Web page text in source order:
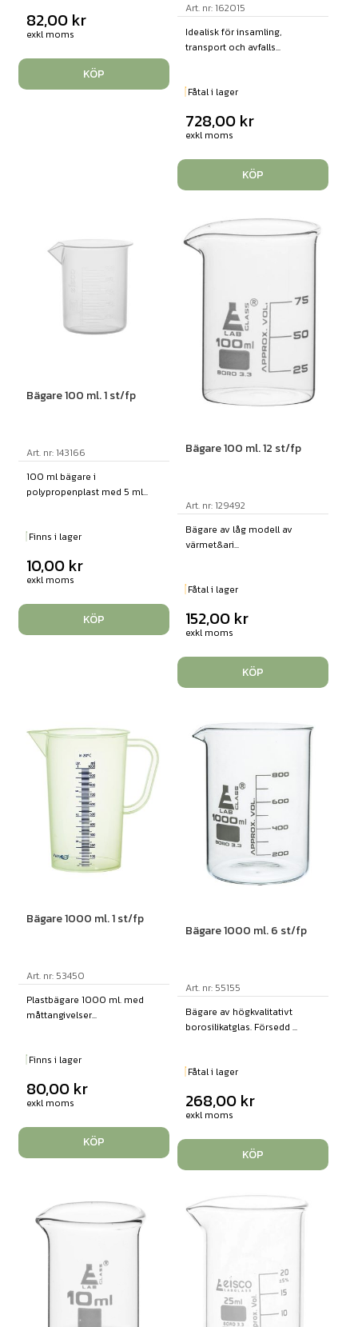
82,00 kr
exkl moms
KÖP
Art. nr: 162015
Idealisk för insamling,
transport och avfalls...
Fåtal i lager
728,00 kr
exkl moms
KÖP
Bägare 100 ml. 1 st/fp
Art. nr: 143166
100 ml bägare i
polypropenplast med 5 ml...
Finns i lager
10,00 kr
exkl moms
KÖP
Bägare 100 ml. 12 st/fp
Art. nr: 129492
Bägare av låg modell av
värmet&ari...
Fåtal i lager
152,00 kr
exkl moms
KÖP
Bägare 1000 ml. 1 st/fp
Art. nr: 53450
Plastbägare 1000 ml. med
måttangivelser...
Finns i lager
80,00 kr
exkl moms
KÖP
Bägare 1000 ml. 6 st/fp
Art. nr: 55155
Bägare av högkvalitativt
borosilikatglas. Försedd ...
Fåtal i lager
268,00 kr
exkl moms
KÖP